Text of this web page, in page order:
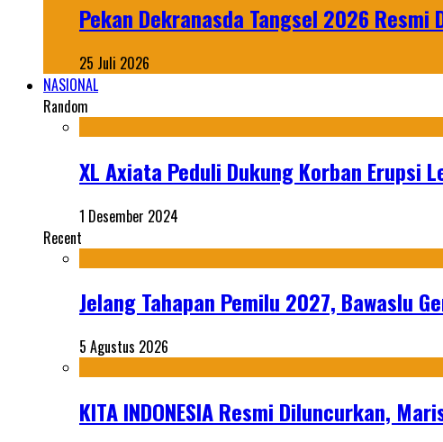
Pekan Dekranasda Tangsel 2026
25 Juli 2026
NASIONAL
Random
XL Axiata Peduli Dukung Korban Erupsi
1 Desember 2024
Recent
Jelang Tahapan Pemilu 2027, Bawaslu
5 Agustus 2026
KITA INDONESIA Resmi Diluncurkan,